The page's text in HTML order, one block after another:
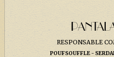
RESPONSABLE
POUFSOUFFLE